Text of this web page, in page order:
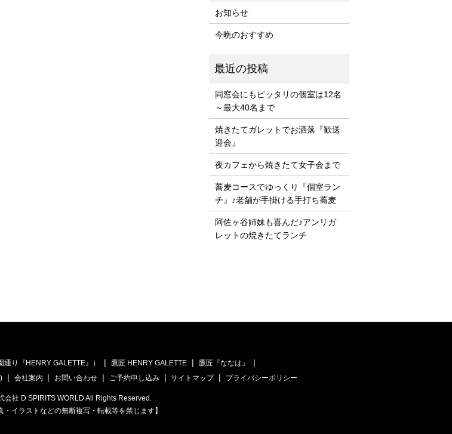
お知らせ
今晩のおすすめ
同窓会にもピッタリの個室は12名
～最大40名まで
焼きたてガレットでお洒落『歓送
迎会』
夜カフェから焼きたて女子会まで
蕎麦コースでゆっくり『個室ラン
チ』♪老舗が手掛ける手打ち蕎麦
阿佐ヶ谷姉妹も喜んだ♪アンリガ
レットの焼きたてランチ
り『HENRY GALETTE』） 鷹匠 HENRY GALETTE
鷹匠『ななは』
会社案内 お問い合わせ ご予約申し込み サイトマップ プライバシーポリシー
会社 D SPIRITS WORLD All Rights Reserved.
・イラストなどの無断複写・転載等を禁じます】